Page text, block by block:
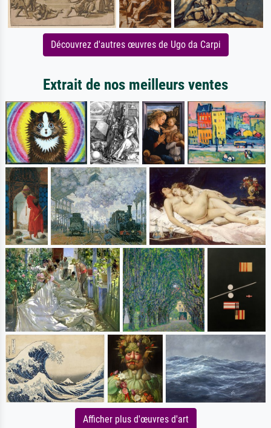
Découvrez d'autres œuvres de Ugo da Carpi
Extrait de nos meilleurs ventes
Afficher plus d'œuvres d'art